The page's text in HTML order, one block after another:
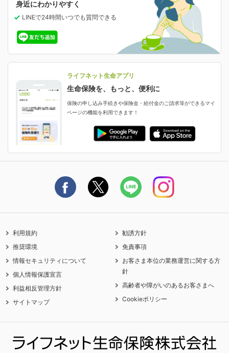
選ばれる理由・評判
ライフネット生命の特長
ライフネット生命が選ばれる理由がわかる！
評判・口コミ
ご契約者さまに聞きました！
申し込みガイド
ご契約の流れと必要書類
保険料の支払い方法
女性特有の病気に備える
就業不能保険
就業不能状態に備える
認知症・MCIに備える
中断したお申し込みの再開
お申し込み後の状況確認
減額・解約・追加契約の申し込み など
ご契約者さま向け各種お手続き・サービス
保険金・給付金のご請求
生命保険料控除に関するご案内
保険金等の支払状況
採用情報
生命保険マニフェスト
ライフネット生命のCMページ
ライフネット生命公式note
よくあるご質問
資料請求
身近にわかりやすく
LINEで24時間いつでも質問できる
ライフネット生命アプリ
生命保険を、もっと、便利に
保険の申し込み手続きや保険金・給付金のご請求等ができるマイ
ページの機能を利用できます！
利用規約
推奨環境
情報セキュリティについて
個人情報保護宣言
利益相反管理方針
サイトマップ
勧誘方針
免責事項
お客さま本位の業務運営に関する方
針
高齢者や障がいのあるお客さまへ
Cookieポリシー